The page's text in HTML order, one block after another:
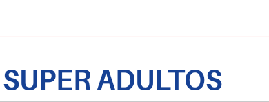
ADULTOS